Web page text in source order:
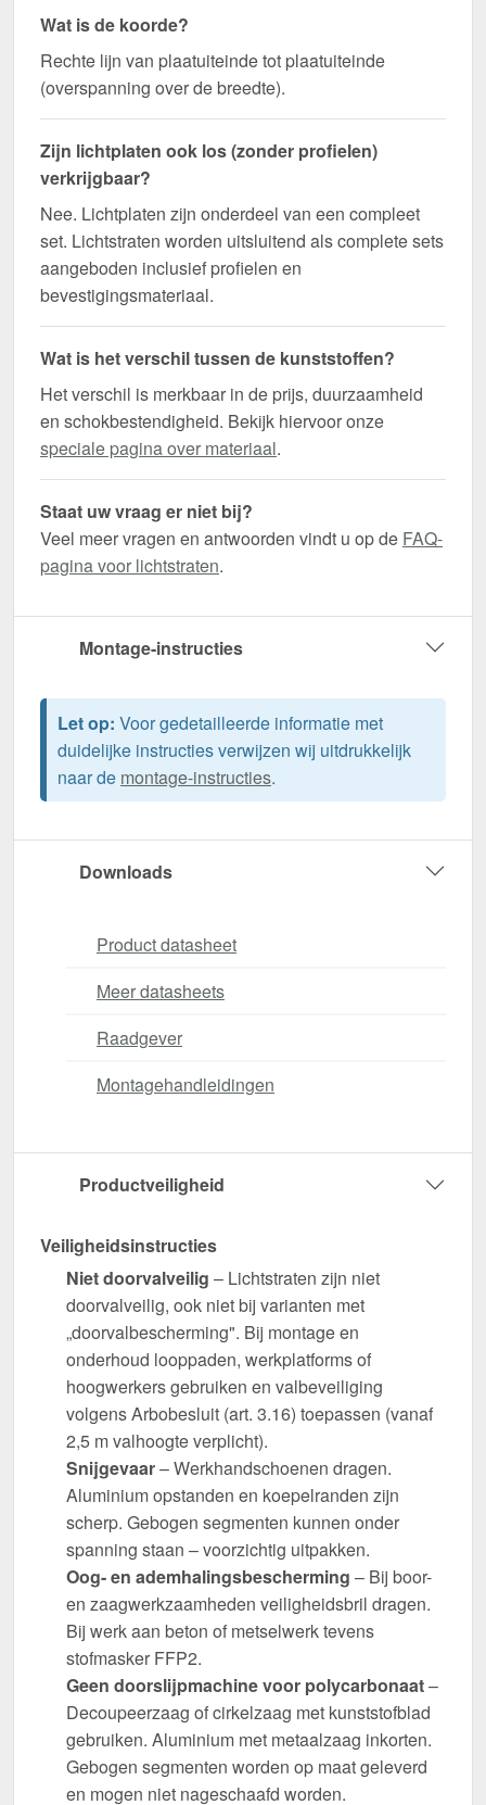
Wat is de koorde?
Rechte lijn van plaatuiteinde tot plaatuiteinde
(overspanning over de breedte).
Zijn lichtplaten ook los (zonder profielen)
verkrijgbaar?
Nee. Lichtplaten zijn onderdeel van een compleet
set. Lichtstraten worden uitsluitend als complete sets
aangeboden inclusief profielen en
bevestigingsmateriaal.
Wat is het verschil tussen de kunststoffen?
Het verschil is merkbaar in de prijs, duurzaamheid
en schokbestendigheid. Bekijk hiervoor onze
speciale pagina over materiaal.
Staat uw vraag er niet bij?
Veel meer vragen en antwoorden vindt u op de FAQ-
pagina voor lichtstraten.
Montage-instructies
Let op: Voor gedetailleerde informatie met
duidelijke instructies verwijzen wij uitdrukkelijk
naar de montage-instructies.
Downloads
Product datasheet
Meer datasheets
Raadgever
Montagehandleidingen
Productveiligheid
Veiligheidsinstructies
Niet doorvalveilig – Lichtstraten zijn niet
doorvalveilig, ook niet bij varianten met
„doorvalbescherming". Bij montage en
onderhoud looppaden, werkplatforms of
hoogwerkers gebruiken en valbeveiliging
volgens Arbobesluit (art. 3.16) toepassen (vanaf
2,5 m valhoogte verplicht).
Snijgevaar– Werkhandschoenen dragen.
Aluminium opstanden en koepelranden zijn
scherp. Gebogen segmenten kunnen onder
spanning staan – voorzichtig uitpakken.
Oog- en ademhalingsbescherming – Bij boor-
en zaagwerkzaamheden veiligheidsbril dragen.
Bij werk aan beton of metselwerk tevens
stofmasker FFP2.
Geen doorslijpmachine voor polycarbonaat–
Decoupeerzaag of cirkelzaag met kunststofblad
gebruiken. Aluminium met metaalzaag inkorten.
Gebogen segmenten worden op maat geleverd
en mogen niet nageschaafd worden.